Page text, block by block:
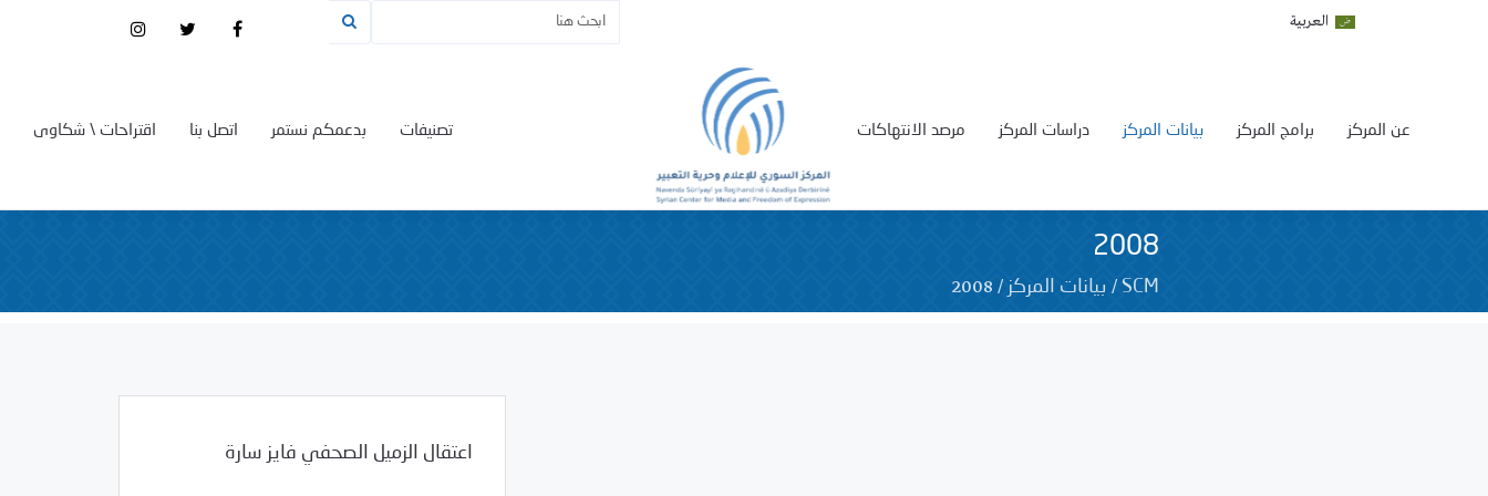
العربية
اقتراحات \ شكاوى اتصل بنا بدعمكم نستمر تصنيفات مرصد الانتهاكات دراسات المركز بيانات المركز برامج المركز عن المركز
2008
SCM
/ بيانات المركز /
2008
اعتقال الزميل الصحفي فايز سارة